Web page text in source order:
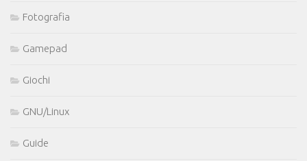
Fotografia
Gamepad
Giochi
GNU/Linux
Guide